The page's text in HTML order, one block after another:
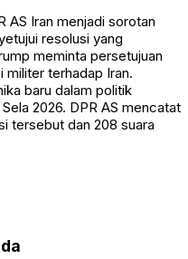
AS Iran menjadi sorotan
resolusi yang
meminta persetujuan
militer terhadap Iran.
baru dalam politik
2026. DPR AS mencatat
tersebut dan 208 suara